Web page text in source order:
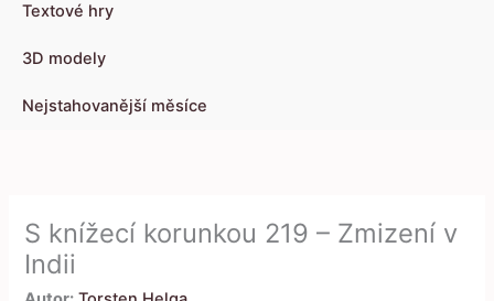
Textové hry
3D modely
Nejstahovanější měsíce
S knížecí korunkou 219 – Zmizení v
Indii